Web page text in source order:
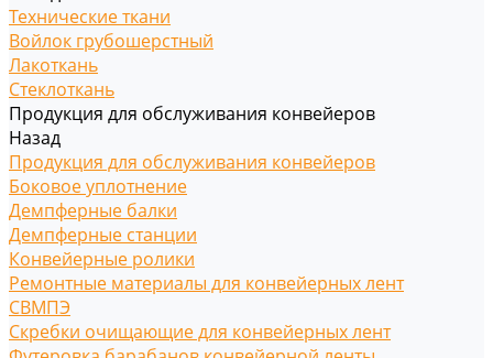
Технические ткани
Войлок грубошерстный
Лакоткань
Стеклоткань
Продукция для обслуживания конвейеров
Назад
Продукция для обслуживания конвейеров
Боковое уплотнение
Демпферные балки
Демпферные станции
Конвейерные ролики
Ремонтные материалы для конвейерных лент
СВМПЭ
Скребки очищающие для конвейерных лент